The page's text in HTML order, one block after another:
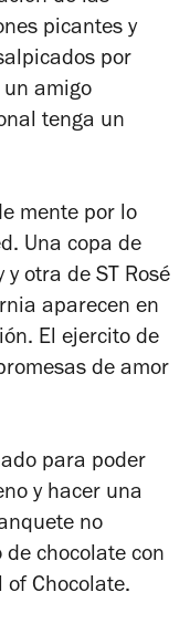
picantes y
por
un amigo
tenga un
mente por lo
Una copa de
otra de ST Rosé
aparecen en
El ejercito de
de amor
para poder
y hacer una
no
chocolate con
Chocolate.